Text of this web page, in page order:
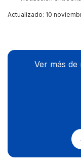
Actualizado: 10
Ver más